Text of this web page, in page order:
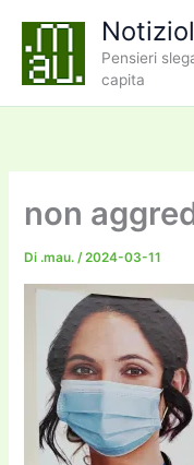
contenuto
Pensieri
capita
non
Di .mau./2024-03-11